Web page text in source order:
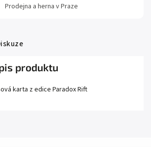
Prodejna a herna v Praze
produktu
karta z edice Paradox Rift